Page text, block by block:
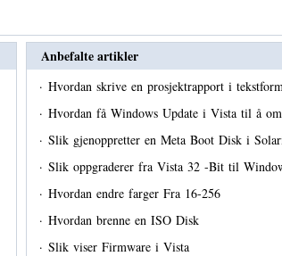
Anbefalte artikler
· Hvordan skrive en prosjektrapport i
· Hvordan få Windows Update i Vista til å
· Slik gjenoppretter en Meta Boot Disk i
· Slik oppgraderer fra Vista 32 -Bit til
· Hvordan endre farger Fra 16-256
· Hvordan brenne en ISO Disk
· Slik viser Firmware i Vista